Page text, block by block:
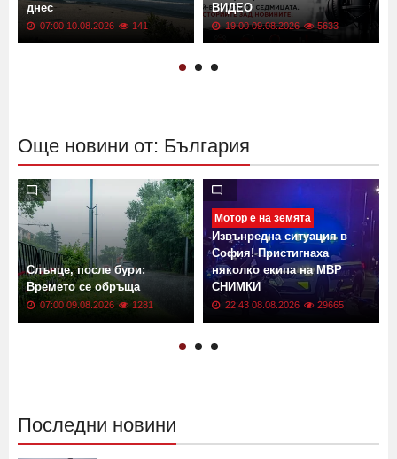
днес
07:00 10.08.2026 141
ВИДЕО
19:00 09.08.2026 5633
Още новини от: България
Слънце, после бури:
Времето се обръща
07:00 09.08.2026 1281
Мотор е на земята
Извънредна ситуация в
София! Пристигнаха
няколко екипа на МВР
СНИМКИ
22:43 08.08.2026 29665
Последни новини